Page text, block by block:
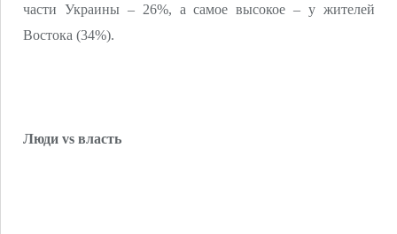
части Украины – 26%, а самое высокое – у жителей
Востока (34%).
Люди vs власть